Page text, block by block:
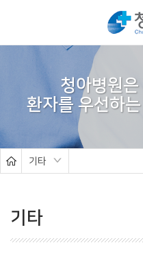
얼
청아병원
기타
기타